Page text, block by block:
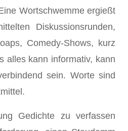
Wortschwemme ergießt
Diskussionsrunden,
Comedy-Shows, kurz
alles kann informativ, kann
sein. Worte sind
Gedichte zu verfassen